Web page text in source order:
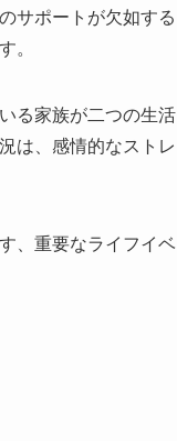
サポートが欠如する
。
る家族が二つの生活
は、感情的なストレ
、重要なライフイベ